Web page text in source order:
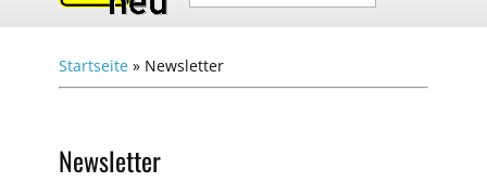
Startseite » Newsletter
Newsletter